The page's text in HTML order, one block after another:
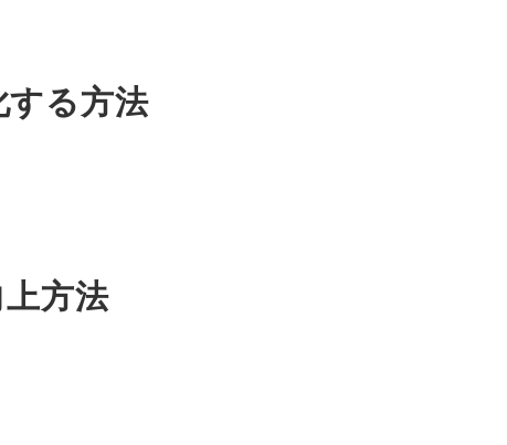
する方法
方法